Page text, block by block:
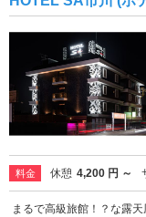
料金 休憩 4,200 円 ～
まるで高級旅館！？な露